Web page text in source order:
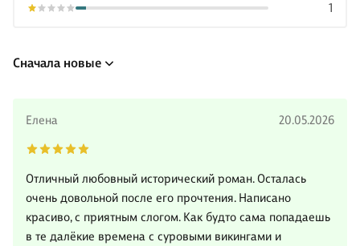
1
Сначала новые
Елена 20.05.2026
Отличный любовный исторический роман. Осталась
очень довольной после его прочтения. Написано
красиво, с приятным слогом. Как будто сама попадаешь
в те далёкие времена с суровыми викингами и